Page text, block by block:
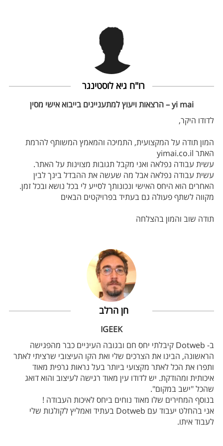
רו"ח גיא לוסטינגר
yi mai – הרצאות ויעוץ למתעניינים בייבוא אישי מסין
לדודו היקר,
המון תודה על המקצועית, התמיכה והמאמץ המשותף להרמת
האתר yimai.co.il
עשית עבודה נפלאה ואני מקבל תגובות מצוינות על האתר.
עשית עבודה נפלאה אבל מה שעשה את ההבדל בינך לבין
האחרים הוא היחס האישי ונכונותך לסייע לי בכל נושא ובכל זמן.
מקווה לשתף פעולה גם בעתיד בפרויקטים הבאים
תודה שוב והמון בהצלחה
חן הרלב
IGEEK
ב- Dotweb קיבלתי יחס חם ובגובה העיניים כבר מהפגישה
הראשונה, הבינו את הצרכים שלי ואת הקו העיצובי שרציתי לאתר
ותפרו את הכל לאתר מקצועי ביותר בעל נראות גרפית מאוד
איכותית ומהודקת. יש לדודו עין מאוד רגישה לעיצוב והוא דואג
שהכל "ישב במקום".
בנוסף המחירים שלו מאוד נוחים ביחס לאיכות העבודה !
אני בהחלט יעבוד עם Dotweb בעתיד ואמליץ לקולגות שלי
לעבוד איתו.